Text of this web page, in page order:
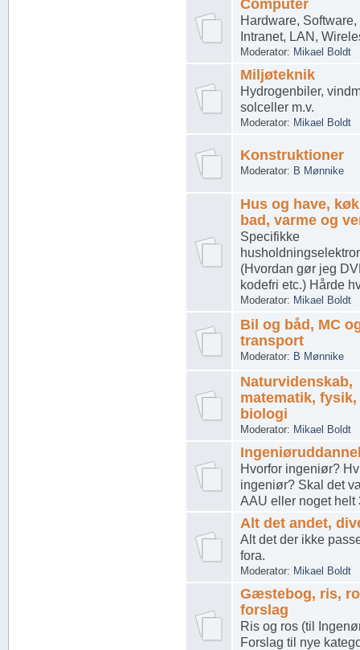
Computer
Hardware, Software,
Intranet, LAN,
Moderator: Mikael Boldt
Miljøteknik
Hydrogenbiler,
solceller m.v.
Moderator: Mikael Boldt
Konstruktioner
Moderator: B Mønnike
Hus og have,
bad, varme og
Specifikke
(Hvordan gør jeg
kodefri etc.) Hårde
Moderator: Mikael Boldt
Bil og båd, MC
transport
Moderator: B Mønnike
Naturvidenskab,
matematik, fysik,
biologi
Moderator: Mikael Boldt
Hvorfor ingeniør?
ingeniør? Skal det
AAU eller noget helt
Alt det andet,
Alt det der ikke
fora.
Moderator: Mikael Boldt
Gæstebog, ris,
forslag
Ris og ros (til
Forslag til nye